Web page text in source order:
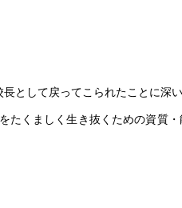
として戻ってこられたことに深い
くましく生き抜くための資質